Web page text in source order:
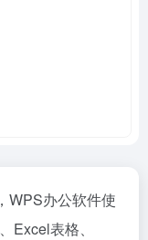
WPS办公软件使
Excel表格、